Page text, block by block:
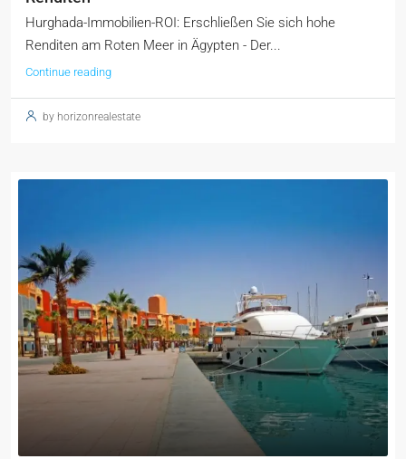
Hurghada-Immobilien-ROI: Erschließen Sie sich hohe
Renditen am Roten Meer in Ägypten - Der...
Continue reading
by horizonrealestate